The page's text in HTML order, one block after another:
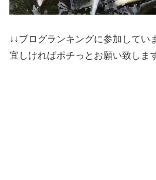
↓↓ブログランキングに参加してい
宜しければポチっとお願い致しま